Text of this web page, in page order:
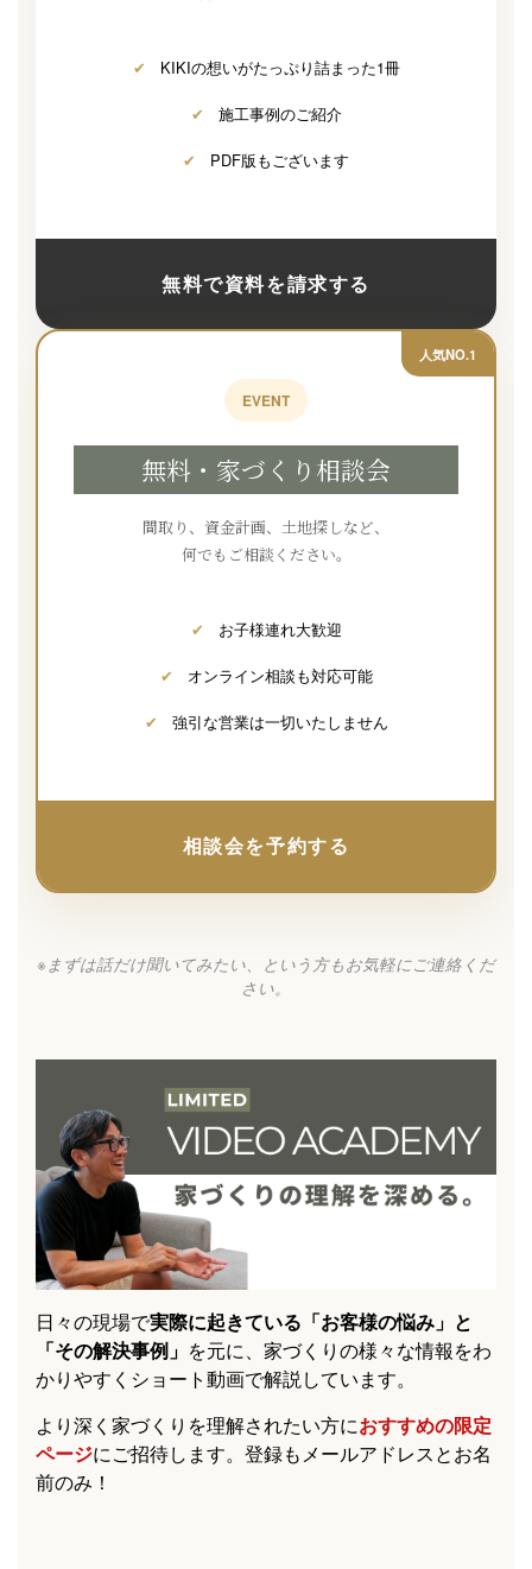
✔ KIKIの想いがたっぷり詰まった1冊
✔ 施工事例のご紹介
✔ PDF版もございます
無料で資料を請求する
人気NO.1
EVENT
無料・家づくり相談会
間取り、資金計画、土地探しなど、
何でもご相談ください。
✔ お子様連れ大歓迎
✔ オンライン相談も対応可能
✔ 強引な営業は一切いたしません
相談会を予約する
※まずは話だけ聞いてみたい、という方もお気軽にご連絡くだ
さい。
日々の現場で実際に起きている「お客様の悩み」と
「その解決事例」 を元に、家づくりの様々な情報をわ
かりやすくショート動画で解説しています。
より深く家づくりを理解されたい方におすすめの限定
ページにご招待します。登録もメールアドレスとお名
前のみ！